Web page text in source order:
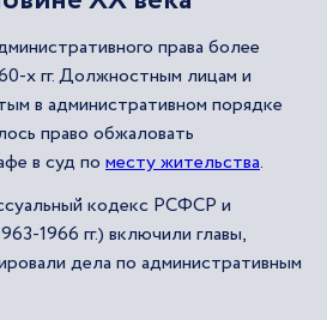
права более
х гг. Должностным лицам и
в административном порядке
право обжаловать
в суд по месту жительства.
кодекс РСФСР и
1966 гг.) включили главы,
дела по административным